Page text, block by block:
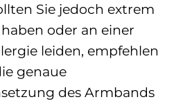
Sie jedoch extrem
oder an einer
leiden, empfehlen
genaue
des Armbands